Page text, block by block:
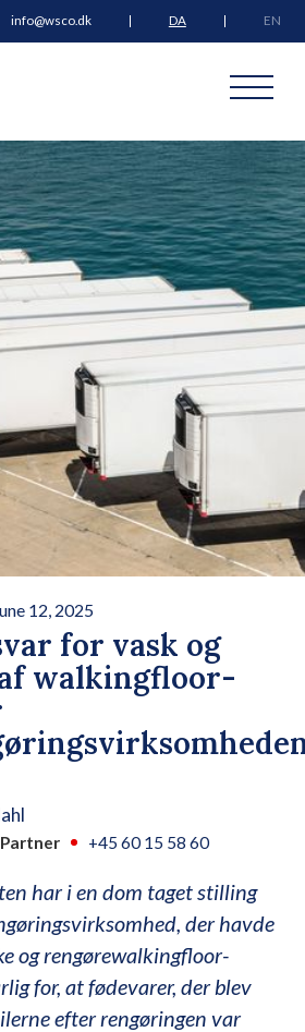
info@wsco.dk DA EN
for vask og
walkingfloor-
12, 2025
+45 60 15 58 60
har i en dom taget stilling
der havde
og rengørewalkingfloor-
for, at fødevarer, der blev
efter rengøringen var